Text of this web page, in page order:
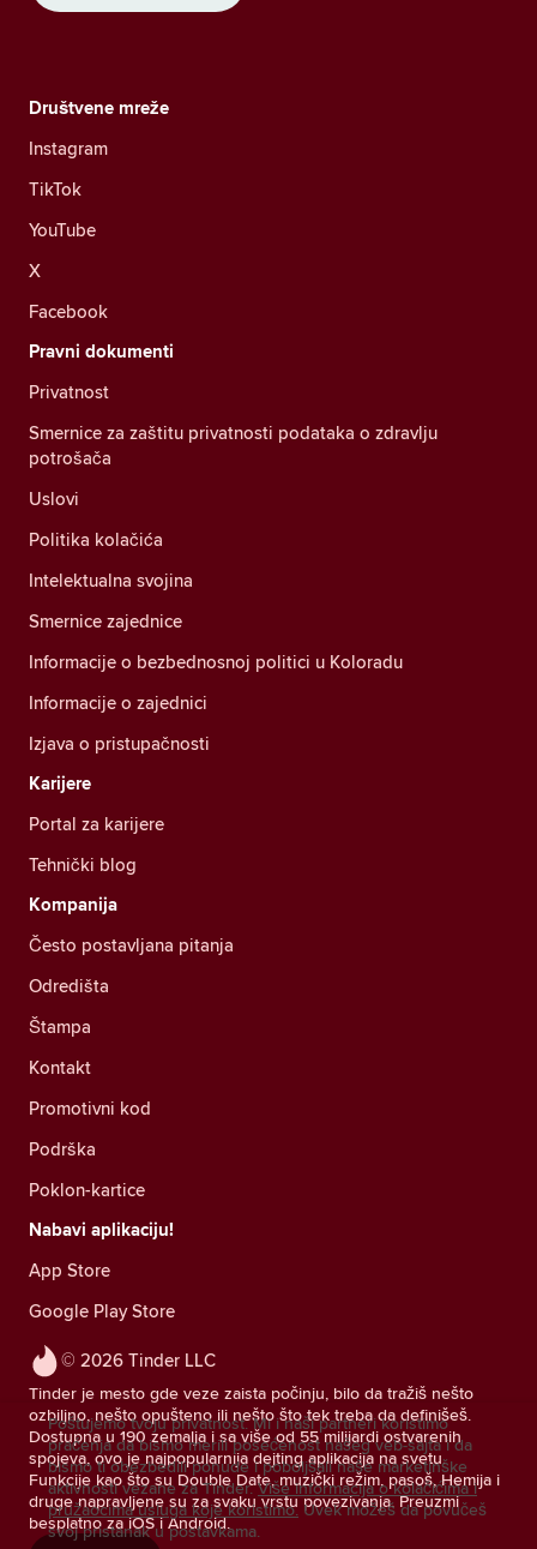
© 2026 Tinder LLC
Tinder je mesto gde veze zaista počinju, bilo da tražiš nešto
ozbiljno, nešto opušteno ili nešto što tek treba da definišeš.
Dostupna u 190 zemalja i sa više od 55 milijardi ostvarenih
spojeva, ovo je najpopularnija dejting aplikacija na svetu.
Funkcije kao što su Double Date, muzički režim, pasoš, Hemija i
druge napravljene su za svaku vrstu povezivanja. Preuzmi
besplatno za iOS i Android.
Društvene mreže
Instagram
TikTok
YouTube
X
Facebook
Pravni dokumenti
Privatnost
Smernice za zaštitu privatnosti podataka o zdravlju
potrošača
Uslovi
Politika kolačića
Intelektualna svojina
Smernice zajednice
Informacije o bezbednosnoj politici u Koloradu
Informacije o zajednici
Izjava o pristupačnosti
Karijere
Portal za karijere
Tehnički blog
Kompanija
Često postavljana pitanja
Odredišta
Štampa
Kontakt
Promotivni kod
Podrška
Poklon-kartice
Nabavi aplikaciju!
App Store
Google Play Store
Poštujemo tvoju privatnost. Mi i naši partneri koristimo
praćenja da bismo merili posećenost našeg veb-sajta i da
bismo ti obezbedili ponude i poboljšali naše marketinške
aktivnosti vezane za Tinder. Više informacija o kolačićima i
pružaocima usluga koje koristimo. Uvek možeš da povučeš
svoj pristanak u postavkama.